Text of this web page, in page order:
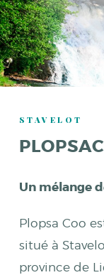
STAVELOT
Un mélange
Plopsa Coo
situé à
province de